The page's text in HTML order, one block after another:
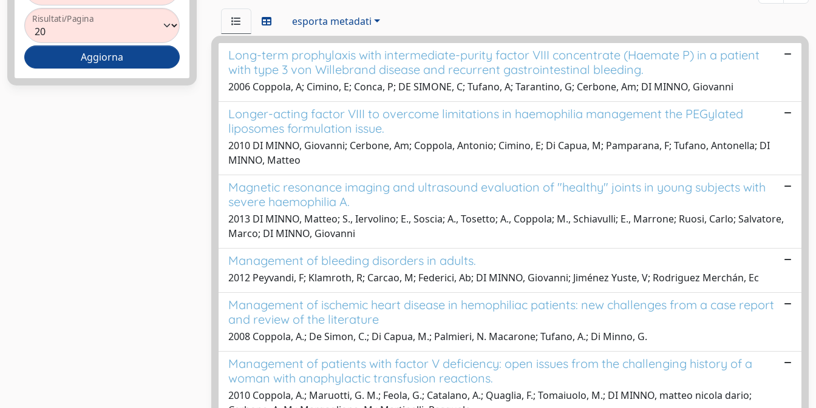
Risultati/Pagina esporta metadati
Long-term prophylaxis with intermediate-purity factor VIII concentrate (Haemate P) in a patient
with type 3 von Willebrand disease and recurrent gastrointestinal bleeding.
2006 Coppola, A; Cimino, E; Conca, P; DE SIMONE, C; Tufano, A; Tarantino, G; Cerbone, Am; DI MINNO, Giovanni
Longer-acting factor VIII to overcome limitations in haemophilia management the PEGylated
liposomes formulation issue.
2010 DI MINNO, Giovanni; Cerbone, Am; Coppola, Antonio; Cimino, E; Di Capua, M; Pamparana, F; Tufano, Antonella; DI
MINNO, Matteo
Magnetic resonance imaging and ultrasound evaluation of "healthy" joints in young subjects with
severe haemophilia A.
2013 DI MINNO, Matteo; S., Iervolino; E., Soscia; A., Tosetto; A., Coppola; M., Schiavulli; E., Marrone; Ruosi, Carlo; Salvatore,
Marco; DI MINNO, Giovanni
Management of bleeding disorders in adults.
2012 Peyvandi, F; Klamroth, R; Carcao, M; Federici, Ab; DI MINNO, Giovanni; Jiménez Yuste, V; Rodriguez Merchán, Ec
Management of ischemic heart disease in hemophiliac patients: new challenges from a case report
and review of the literature
2008 Coppola, A.; De Simon, C.; Di Capua, M.; Palmieri, N. Macarone; Tufano, A.; Di Minno, G.
Management of patients with factor V deficiency: open issues from the challenging history of a
woman with anaphylactic transfusion reactions.
2010 Coppola, A.; Maruotti, G. M.; Feola, G.; Catalano, A.; Quaglia, F.; Tomaiuolo, M.; DI MINNO, matteo nicola dario;